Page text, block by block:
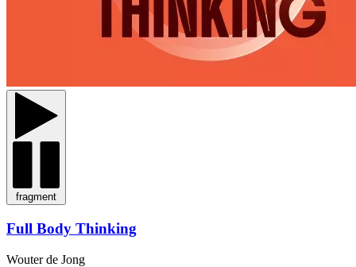
fragment
Full Body Thinking
Wouter de Jong